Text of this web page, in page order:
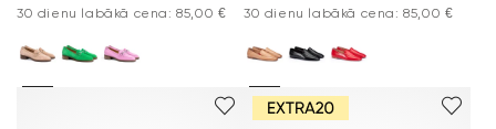
30 dienu labākā cena: 85,00 € 30 dienu labākā cena: 85,00 €